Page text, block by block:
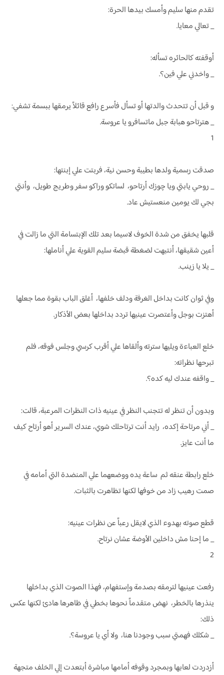
تقدم منها سليم وأمسك بيدها الحرة:
_ تعالي معايا.
أوقفته كالحائره تسأله:
_ واخدني علي فين؟.
و قبل أن تتحدث والدتها أو تسأل فأسرع رافع قائلاً يرمقها ببسمة تشفي:
_ هترتاحو هبابة جبل ماتسافرو يا عروسة.
1
صدقت رسمية ولدها بطيبة وحسن نية، فربتت علي إبنتها:
_ روحي يابتي ويا چوزك أرتاحو، لساتكو وراكو سفر وطريج طويل، وأنتي
بجي لك يومين منعستيش عاد.
قلبها يخفق من شدة الخوف لاسيما بعد تلك الإبتسامة التي ما زالت في
أعين شقيقها، أنتبهت لضغطة قبضة سليم القوية علي أناملها:
_ يلا يا زينب.
وفي ثوان كانت بداخل الغرفة ودلف خلفها، أغلق الباب بقوة مما جعلها
أهتزت بوجل وأعتصرت عينيها تردد بداخلها بعض الأذكار.
خلع العباءة ويليها سترته وألقاها علي أقرب كرسي وجلس فوقه، فلم
تبرحها نظراته:
_ واقفه عندك ليه كده؟.
وبدون أن تنظر له تتجنب النظر في عينيه ذات النظرات المرعبة، قالت:
_ أني مرتاحة إكده، رايد أنت ترتاحلك شوي، عندك السرير أهو أرتاح كيف
ما أنت عايز.
خلع رابطة عنقه ثم ساعة يده ووضعهما علي المنضدة التي أمامه في
صمت رهيب زاد من خوفها لكنها تظاهرت بالثبات.
قطع صوته بهدوء الذي لايقل رعباً عن نظرات عينيه:
_ ما إحنا مش داخلين الأوضة عشان نرتاح.
2
رفعت عينيها لترمقه بصدمة وإستفهام، فهذا الصوت الذي بداخلها
ينذرها بالخطر، نهض متقدماً نحوها بخطي في ظاهرها هادئ لكنها عكس
ذلك:
_ شكلك فهمتي سبب وجودنا هنا، ولا أي يا عروسة؟.
أزدردت لعابها وبمجرد وقوفه أمامها مباشرة أبتعدت إلي الخلف متجهة